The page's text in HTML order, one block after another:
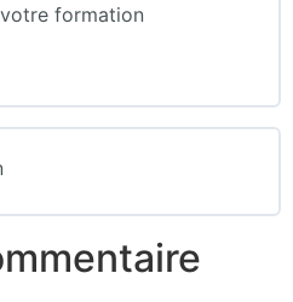
formation